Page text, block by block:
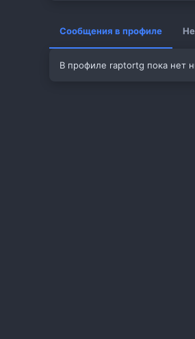
Сообщения в профиле
В профиле raptortg пока нет